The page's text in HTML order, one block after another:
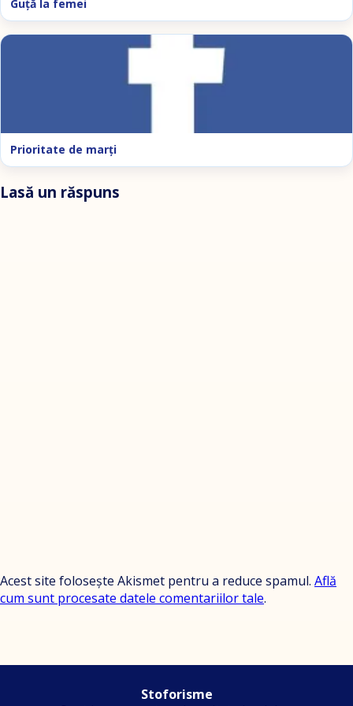
Guţă la femei
Prioritate de marţi
Lasă un răspuns
Acest site folosește Akismet pentru a reduce spamul. Află
cum sunt procesate datele comentariilor tale.
Stoforisme